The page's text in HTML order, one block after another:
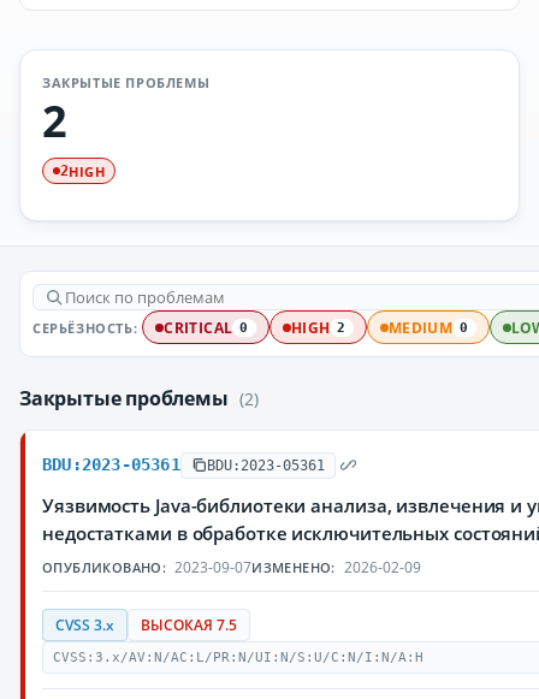
ЗАКРЫТЫЕ ПРОБЛЕМЫ
2
2HIGH
СЕРЬЁЗНОСТЬ: CRITICAL 0 HIGH 2 MEDIUM 0
Закрытые проблемы (2)
BDU:2023-05361 BDU:2023-05361
Уязвимость Java-библиотеки анализа, извлечения
недостатками в обработке исключительных
ОПУБЛИКОВАНО: 2023-09-07ИЗМЕНЕНО: 2026-02-09
CVSS 3.x ВЫСОКАЯ 7.5
CVSS:3.x/AV:N/AC:L/PR:N/UI:N/S:U/C:N/I:N/A:H